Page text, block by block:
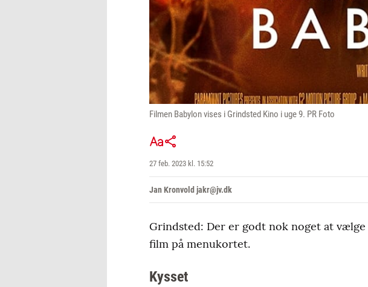
Filmen Babylon vises i Grindsted Kino i uge 9. PR Foto
27 feb. 2023 kl. 15:52
Jan Kronvold jakr@jv.dk
Grindsted: Der er godt nok noget at
film på menukortet.
Kysset